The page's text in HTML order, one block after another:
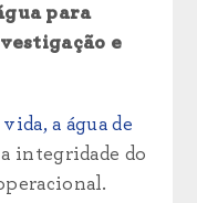
para
e
a água de
integridade do